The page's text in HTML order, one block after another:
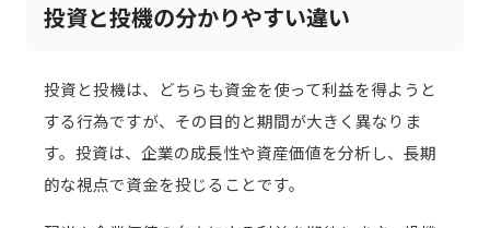
投資と投機の分かりやすい違い
投資と投機は、どちらも資金を使って利益を得ようと
する行為ですが、その目的と期間が大きく異なりま
す。投資は、企業の成長性や資産価値を分析し、長期
的な視点で資金を投じることです。